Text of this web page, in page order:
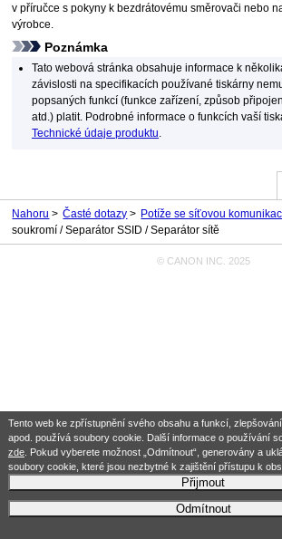
Tento web ke zpřístupnění svého obsahu a funkcí,
apod. používá soubory cookie. Další informace o používání
zde. Pokud vyberete možnost „Odmítnout“, generovány a
soubory cookie, které jsou nezbytné k zajištění přístupu k
Přijmout
Odmítnout
v příručce s pokyny k bezdrátovému směrovači nebo
výrobce.
Poznámka
Tato webová stránka obsahuje informace k
závislosti na specifikacích používanétiskárny
popsaných funkcí (funkce zařízení, způsob
atd.) platit. Podrobné informace o funkcích vaší
Technické údaje produktu.
Nahoru Časté dotazy Potíže se síťovou
soukromí / Separátor SSID / Separátor sítě
© CANON INC. 2025